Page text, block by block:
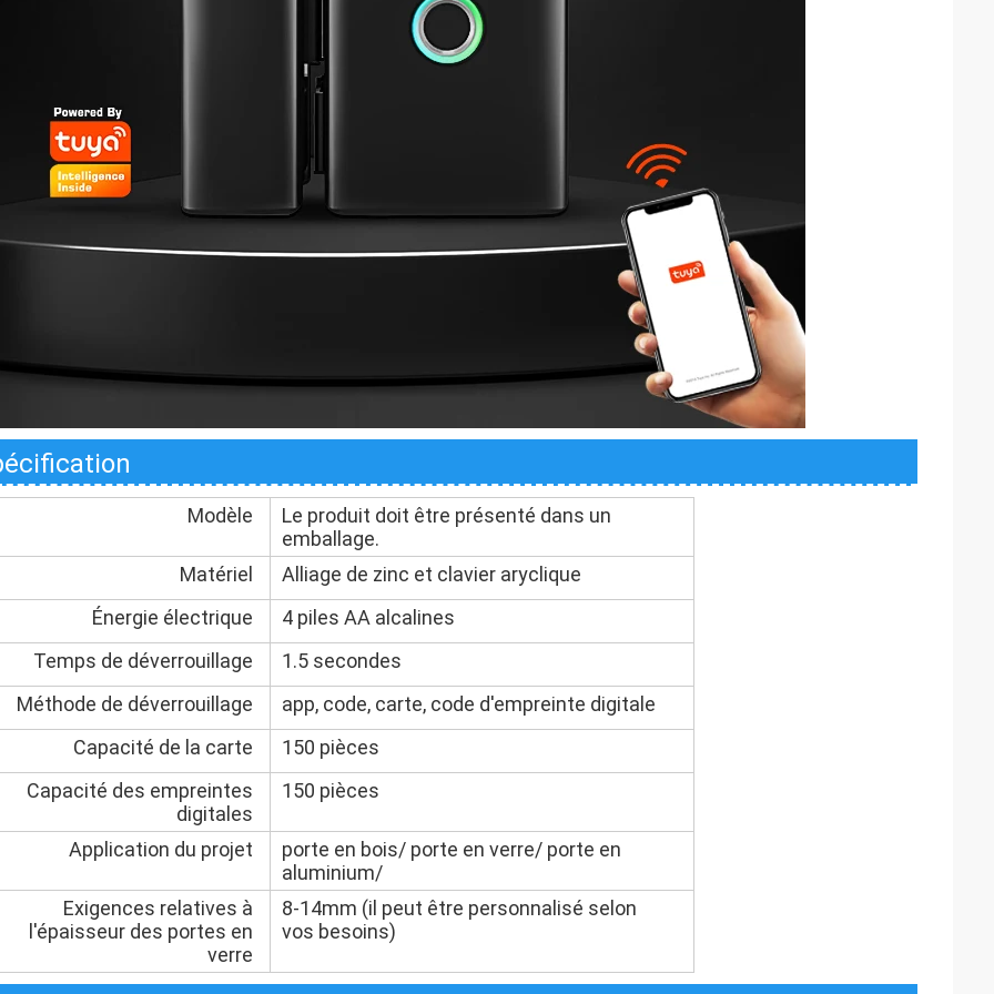
Modèle
Le produit doit être présenté dans un
emballage.
Matériel
Alliage de zinc et clavier aryclique
Énergie électrique
4 piles AA alcalines
Temps de déverrouillage
1.5 secondes
Méthode de déverrouillage
app, code, carte, code d'empreinte digitale
Capacité de la carte
150 pièces
Capacité des empreintes
digitales
150 pièces
Application du projet
porte en bois/ porte en verre/ porte en
aluminium/
Exigences relatives à
l'épaisseur des portes en
verre
8-14mm (il peut être personnalisé selon
vos besoins)